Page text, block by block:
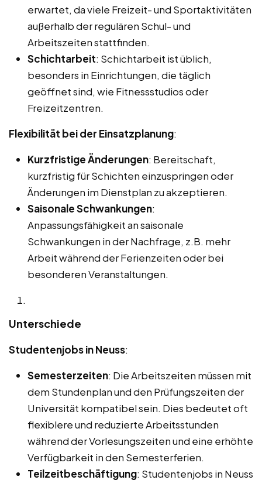
erwartet, da viele Freizeit- und Sportaktivitäten
außerhalb der regulären Schul- und
Arbeitszeiten stattfinden.
Schichtarbeit: Schichtarbeit ist üblich,
besonders in Einrichtungen, die täglich
geöffnet sind, wie Fitnessstudios oder
Freizeitzentren.
Flexibilität bei der Einsatzplanung:
Kurzfristige Änderungen: Bereitschaft,
kurzfristig für Schichten einzuspringen oder
Änderungen im Dienstplan zu akzeptieren.
Saisonale Schwankungen:
Anpassungsfähigkeit an saisonale
Schwankungen in der Nachfrage, z.B. mehr
Arbeit während der Ferienzeiten oder bei
besonderen Veranstaltungen.
Unterschiede
Studentenjobs in Neuss:
Semesterzeiten: Die Arbeitszeiten müssen mit
dem Stundenplan und den Prüfungszeiten der
Universität kompatibel sein. Dies bedeutet oft
flexiblere und reduzierte Arbeitsstunden
während der Vorlesungszeiten und eine erhöhte
Verfügbarkeit in den Semesterferien.
Teilzeitbeschäftigung: Studentenjobs in Neuss